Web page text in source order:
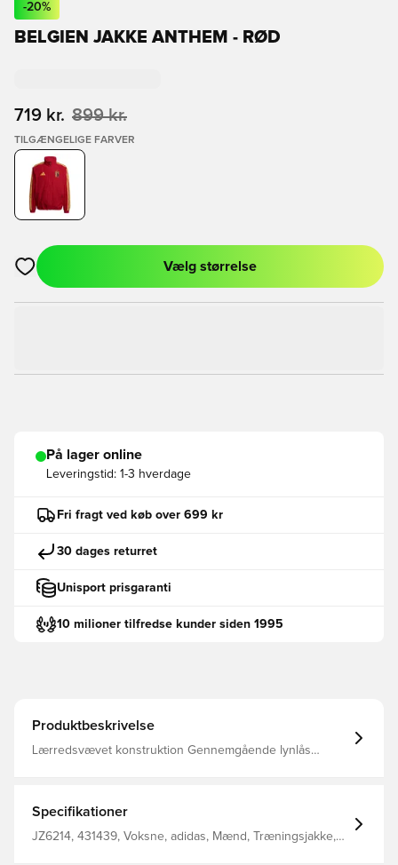
-20%
BELGIEN JAKKE ANTHEM - RØD
719 kr. 899 kr.
TILGÆNGELIGE FARVER
Åbner en Modal til at logge ind eller tilmelde dig som medlem
Vælg størrelse
På lager online
Leveringstid: 1-3 hverdage
Fri fragt ved køb over 699 kr
30 dages returret
Unisport prisgaranti
10 milioner tilfredse kunder siden 1995
Produktbeskrivelse
Lærredsvævet konstruktion Gennemgående lynlås
Specifikationer
JZ6214, 431439, Voksne, adidas, Mænd, Træningsjakke,